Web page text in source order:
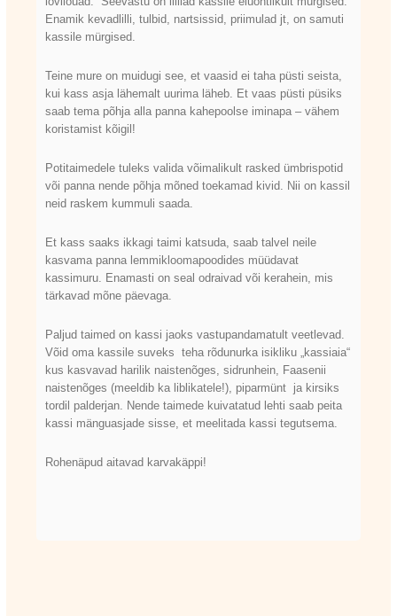
Enamik kevadlilli, tulbid, nartsissid, priimulad jt, on samuti
kassile mürgised.
Teine mure on muidugi see, et vaasid ei taha püsti seista,
kui kass asja lähemalt uurima läheb. Et vaas püsti püsiks
saab tema põhja alla panna kahepoolse iminapa – vähem
koristamist kõigil!
Potitaimedele tuleks valida võimalikult rasked ümbrispotid
või panna nende põhja mõned toekamad kivid. Nii on kassil
neid raskem kummuli saada.
Et kass saaks ikkagi taimi katsuda, saab talvel neile
kasvama panna lemmikloomapoodides müüdavat
kassimuru. Enamasti on seal odraivad või kerahein, mis
tärkavad mõne päevaga.
Paljud taimed on kassi jaoks vastupandamatult veetlevad.
Võid oma kassile suveks teha rõdunurka isikliku „kassiaia“
kus kasvavad harilik naistenõges, sidrunhein, Faasenii
naistenõges (meeldib ka liblikatele!), piparmünt ja kirsiks
tordil palderjan. Nende taimede kuivatatud lehti saab peita
kassi mänguasjade sisse, et meelitada kassi tegutsema.
Rohenäpud aitavad karvakäppi!